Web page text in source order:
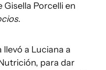
Gisella Porcelli en
.
a Luciana a
para dar